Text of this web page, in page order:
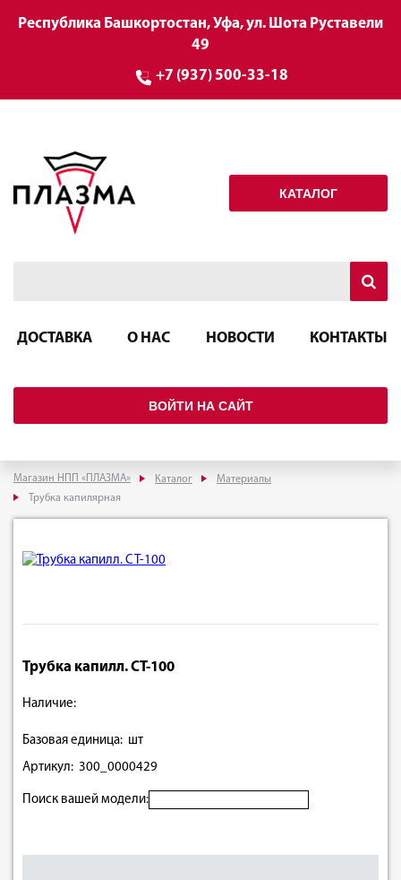
Республика Башкортостан, Уфа, ул. Шота Руставели
49
+7 (937) 500-33-18
КАТАЛОГ
ДОСТАВКА О НАС НОВОСТИ КОНТАКТЫ
ВОЙТИ НА САЙТ
Магазин НПП «ПЛАЗМА» Каталог
Материалы
Трубка капилярная
Трубка капилл. СТ-100
Наличие:
Базовая единица: шт
Артикул: 300_0000429
Поиск вашей модели: